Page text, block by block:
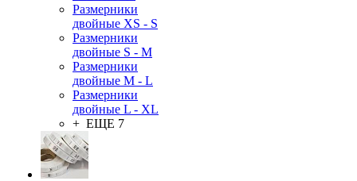
Размерники
двойные XS - S
Размерники
двойные S - M
Размерники
двойные M - L
Размерники
двойные L - XL
+ ЕЩЕ 7